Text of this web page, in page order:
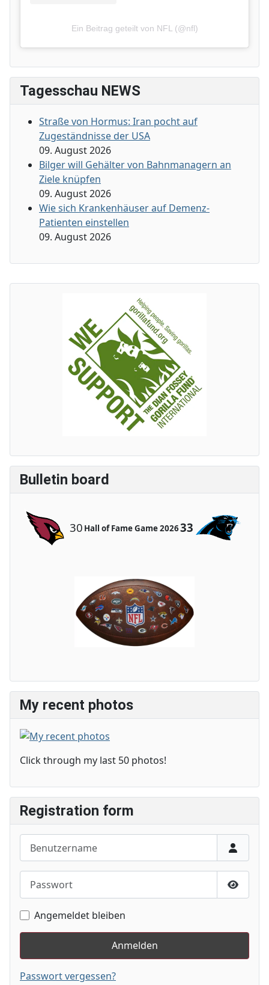
Bulletin board
30 Hall of Fame Game 202633
My recent photos
Click through my last 50 photos!
Registration form
Passwort
Angemeldet bleiben
Anmelden
Passwort vergessen?
Ein Beitrag geteilt von NFL (@nfl)
Tagesschau NEWS
Straße von Hormus: Iran pocht auf
Zugeständnisse der USA
09. August 2026
Bilger will Gehälter von Bahnmanagern an
Ziele knüpfen
09. August 2026
Wie sich Krankenhäuser auf Demenz-
Patienten einstellen
09. August 2026